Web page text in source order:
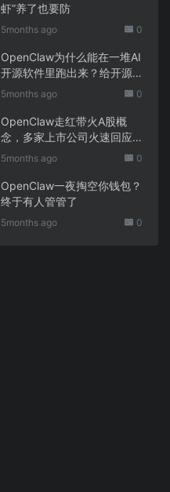
虾”养了也要防
5months ago 0
OpenClaw为什么能在一堆AI
开源软件里跑出来？给开源
项目的三点启示
5months ago 0
OpenClaw走红带火A股概
念，多家上市公司火速回应
业务布局
5months ago 0
OpenClaw一夜掏空你钱包？
终于有人管管了
5months ago 0